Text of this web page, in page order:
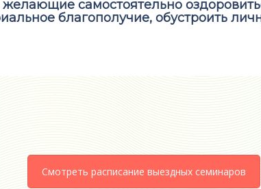
самостоятельно
благополучие, обустроить
Смотреть расписание выездных семинаров